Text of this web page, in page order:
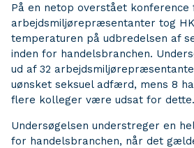
På en netop overstået konference
arbejdsmiljørepræsentanter tog
temperaturen på udbredelsen af
inden for handelsbranchen.
ud af 32
uønsket seksuel adfærd, mens 8
flere kolleger være udsat for dette.
Undersøgelsen understreger en
for handelsbranchen, når det